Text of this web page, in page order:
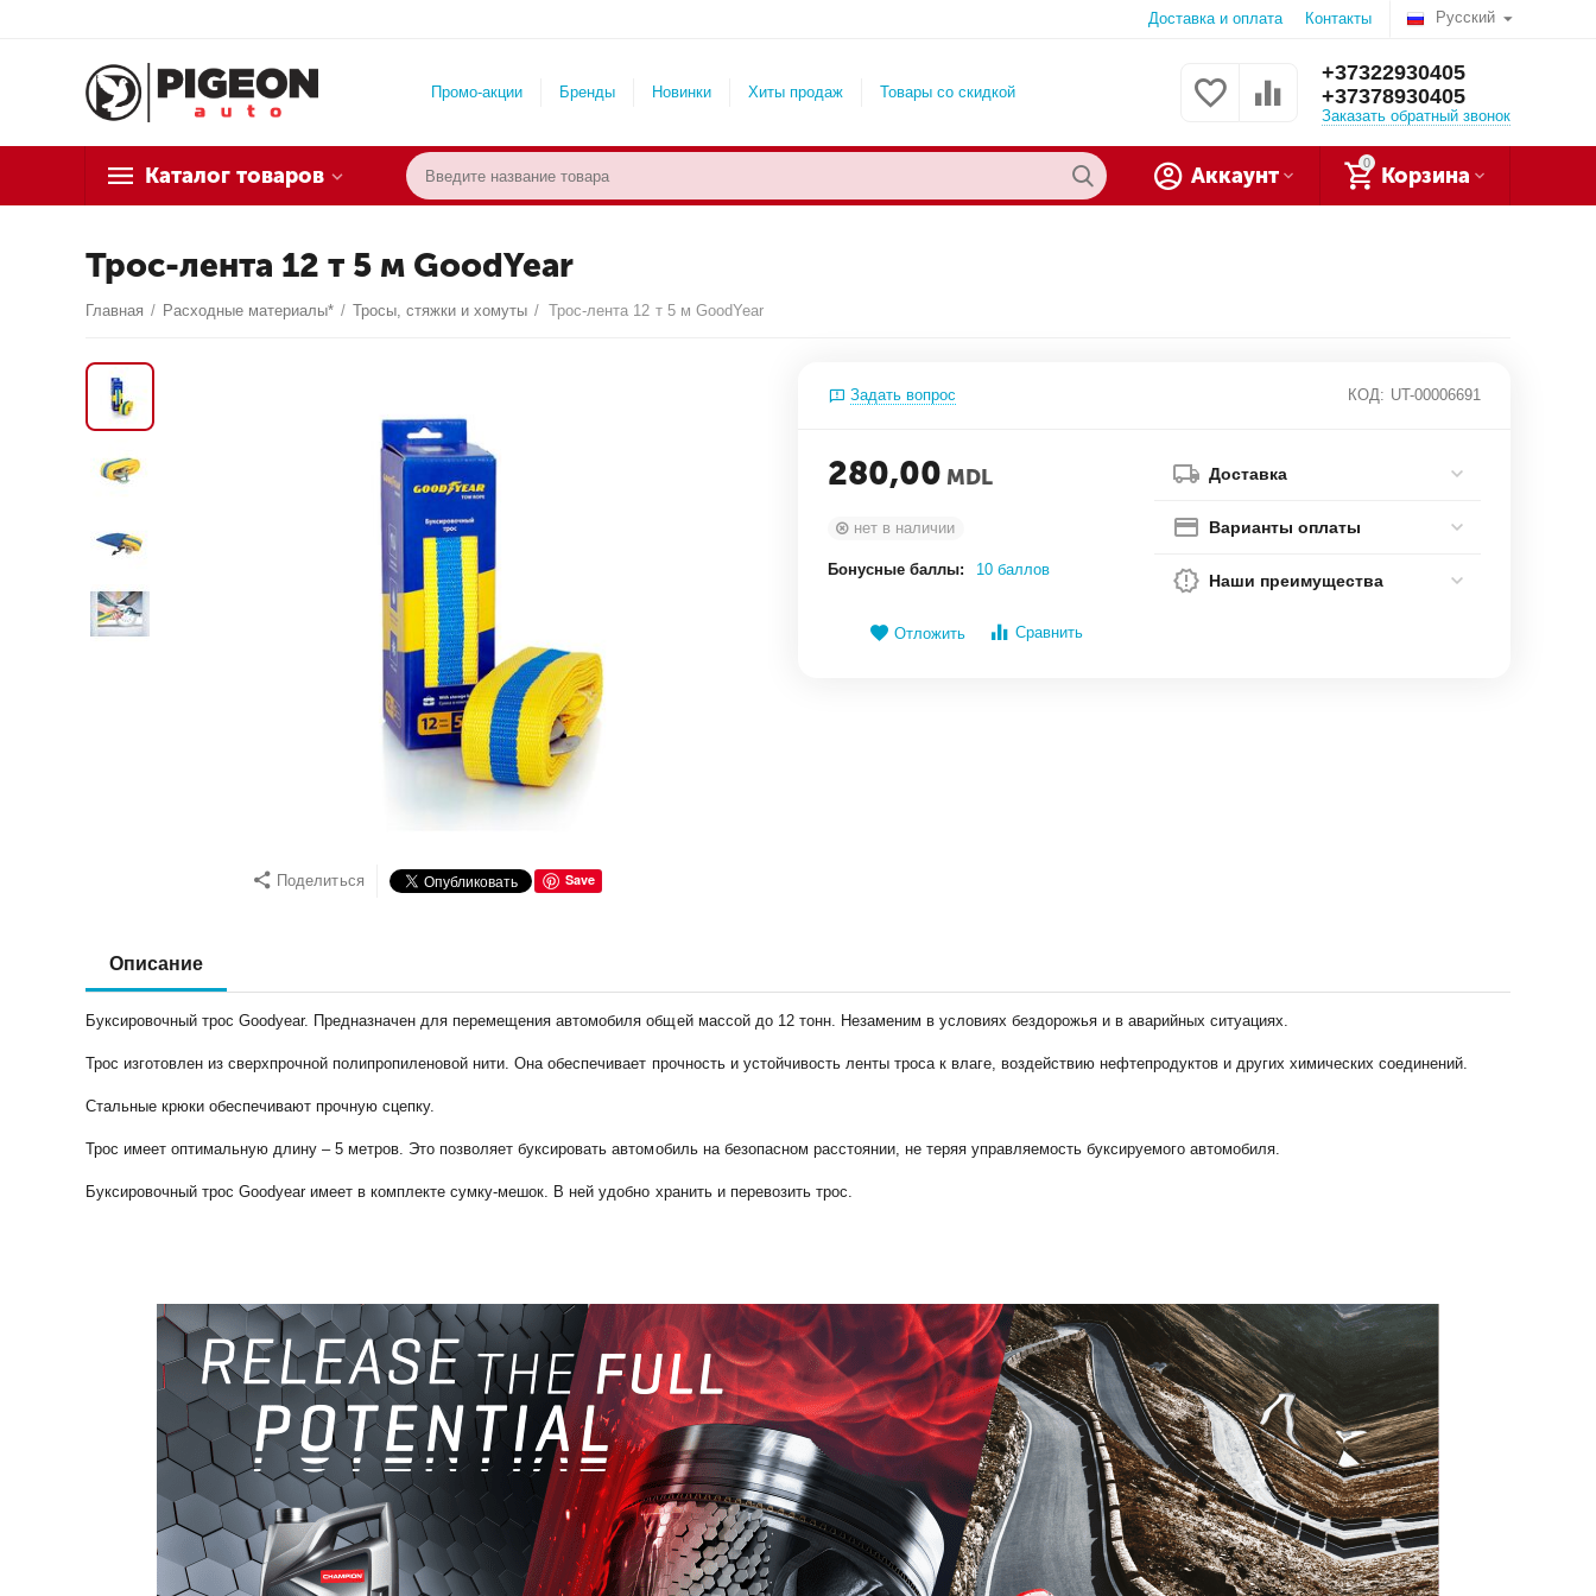
Русский
Доставка и оплата Контакты
Промо-акции Бренды Новинки Хиты продаж Товары со скидкой
+37322930405
+37378930405
Заказать обратный звонок
Каталог товаров
0
Корзина
Аккаунт
Трос-лента 12 т 5 м GoodYear
Главная / Расходные материалы* / Тросы, стяжки и хомуты / Трос-лента 12 т 5 м GoodYear
Поделиться Save
Задать вопрос КОД: UT-00006691
280,00 MDL
нет в наличии
Бонусные баллы: 10 баллов
Отложить Сравнить
Доставка
Варианты оплаты
Наши преимущества
Описание
Буксировочный трос Goodyear. Предназначен для перемещения автомобиля общей массой до 12 тонн. Незаменим в условиях бездорожья и в аварийных ситуациях.
Трос изготовлен из сверхпрочной полипропиленовой нити. Она обеспечивает прочность и устойчивость ленты троса к влаге, воздействию нефтепродуктов и других химических соединений.
Стальные крюки обеспечивают прочную сцепку.
Трос имеет оптимальную длину – 5 метров. Это позволяет буксировать автомобиль на безопасном расстоянии, не теряя управляемость буксируемого автомобиля.
Буксировочный трос Goodyear имеет в комплекте сумку-мешок. В ней удобно хранить и перевозить трос.